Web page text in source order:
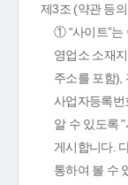
제3조 (약관 등
① “사이트”는
영업소 소재
주소를 포함),
사업자등록번
알 수 있도록
게시합니다.
통하여 볼 수